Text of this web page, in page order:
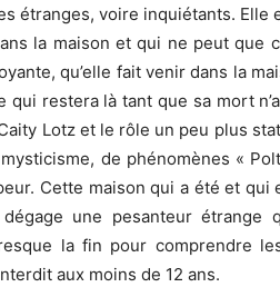
étranges, voire inquiétants.
la maison et qui ne peut que
qu’elle fait venir dans la
qui restera là tant que sa mort
Lotz et le rôle un peu plus
de phénomènes «
Cette maison qui a été et qui
une pesanteur
la fin pour comprendre
aux moins de 12 ans.